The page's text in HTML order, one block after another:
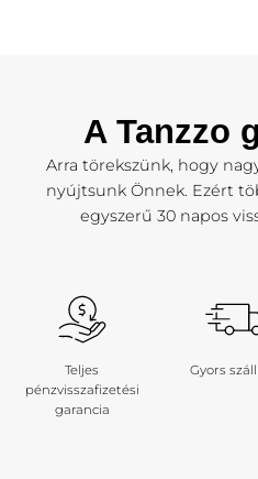
A Tanzzo
Arra törekszünk, hogy
nyújtsunk Önnek. Ezért
egyszerű 30 napos
Teljes
pénzvisszafizetési
garancia
Gyors